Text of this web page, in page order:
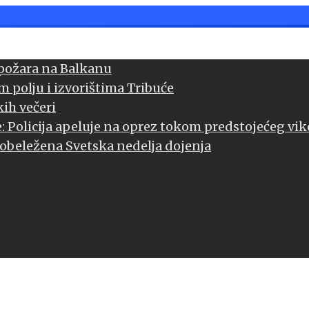
na Balkanu
polju i izvorištima Tribuće
večeri
Policija apeluje na oprez tokom predstojećeg
Svetska nedelja dojenja